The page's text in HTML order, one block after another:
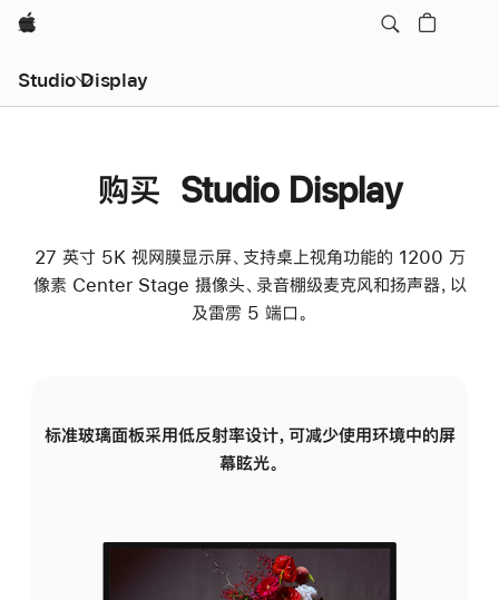
Apple
Studio Display
购买 Studio Display
27 英寸 5K 视网膜显示屏、支持桌上视角功能的 1200 万
像素 Center Stage 摄像头、录音棚级麦克风和扬声器，以
及雷雳 5 端口。
标准玻璃面板采用低反射率设计，可减少使用环境中的屏
幕眩光。